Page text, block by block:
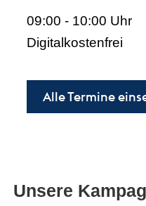
09:00 - 10:00 Uhr
Digital kostenfrei
Alle Termine
Unsere